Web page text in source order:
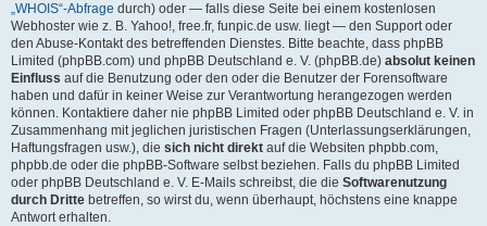
„WHOIS“-Abfrage durch) oder — falls diese Seite bei einem kostenlosen
Webhoster wie z. B. Yahoo!, free.fr, funpic.de usw. liegt — den Support oder
den Abuse-Kontakt des betreffenden Dienstes. Bitte beachte, dass phpBB
Limited (phpBB.com) und phpBB Deutschland e. V. (phpBB.de) absolut keinen
Einfluss auf die Benutzung oder den oder die Benutzer der Forensoftware
haben und dafür in keiner Weise zur Verantwortung herangezogen werden
können. Kontaktiere daher nie phpBB Limited oder phpBB Deutschland e. V. in
Zusammenhang mit jeglichen juristischen Fragen (Unterlassungserklärungen,
Haftungsfragen usw.), die sich nicht direkt auf die Websiten phpbb.com,
phpbb.de oder die phpBB-Software selbst beziehen. Falls du phpBB Limited
oder phpBB Deutschland e. V. E-Mails schreibst, die die Softwarenutzung
durch Dritte betreffen, so wirst du, wenn überhaupt, höchstens eine knappe
Antwort erhalten.